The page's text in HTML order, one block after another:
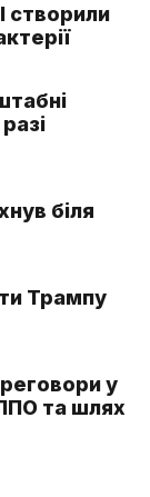
створили
біля
Трампу
у
та шлях